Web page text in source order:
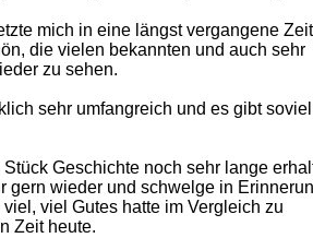
mich in eine längst vergangene Zeit
die vielen bekannten und auch sehr
zu sehen.
sehr umfangreich und es gibt
Stück Geschichte noch sehr lange
gern wieder und schwelge in
viel Gutes hatte im Vergleich zu
Zeit heute.